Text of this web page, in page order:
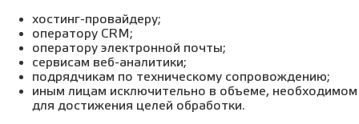
хостинг-провайдеру;
оператору CRM;
оператору электронной почты;
сервисам веб-аналитики;
подрядчикам по техническому сопровождению;
иным лицам исключительно в объеме, необходимом
для достижения целей обработки.